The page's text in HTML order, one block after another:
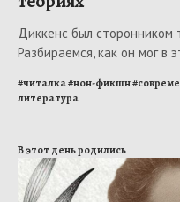
Диккенс был сторонником
Разбираемся, как он мог в
#читалка#нон-фикшн#
литература
В этот день родились